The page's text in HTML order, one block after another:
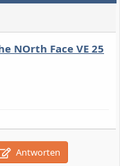
NOrth Face VE 25
Antworten